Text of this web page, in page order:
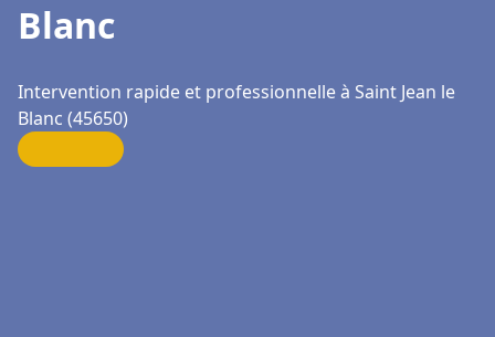
Blanc
Intervention rapide et professionnelle à Saint Jean le
Blanc (45650)